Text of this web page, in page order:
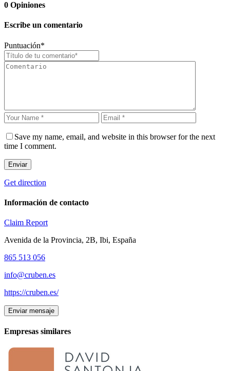
0 Opiniones
Escribe un comentario
Puntuación*
Save my name, email, and website in this browser for the next
time I comment.
Enviar
Get direction
Información de contacto
Claim Report
Avenida de la Provincia, 2B, Ibi, España
865 513 056
info@cruben.es
https://cruben.es/
Enviar mensaje
Empresas similares